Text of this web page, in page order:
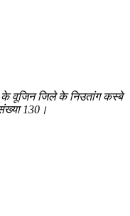
के वूजिन जिले के निउतांग कस्बे
130।